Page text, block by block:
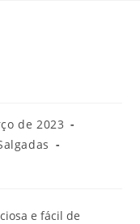
de 2023
e fácil de